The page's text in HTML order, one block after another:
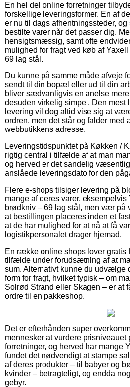
En hel del online forretninger
forskellige leveringsformer. En af
er nu til dags afhentningssteder,
bestilte varer når det passer dig.
hensigtsmæssig, samt ofte
mulighed for fragt ved køb af
69 lag stål.
Du kunne på samme måde afveje
sendt til din bopæl eller ud til din
bliver sædvanligvis en anelse
desuden virkelig simpel. Den mest
levering vil dog altid vise sig at
ordren, men det står og falder med
webbutikkens adresse.
Leveringstidspunktet på Køkken /
rigtig central i tilfælde af at man
og herved er det sandelig
anslåede leveringsdato for den
Flere e-shops tilsiger levering på
mange af deres varer, eksempelvis
brødkniv – 69 lag stål, men vær på
at bestillingen placeres inden et
at de har mulighed for at nå at få
logistikpersonalet drager hjemad.
En række online shops lover gratis
tilfælde under forudsætning af at
sum. Alternativt kunne du udvælge
form for fragt, hvilket typisk – om
Solrød Strand eller Skagen – er at
ordre til en pakkeshop.
Det er efterhånden super
mennesker at vurdere prisniveauet
forretninger, og herved har mange
fundet det nødvendigt at stampe
af deres produkter – til babyer og
kvinder – betragteligt, og endda
gebyr.